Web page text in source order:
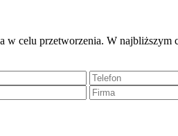
w celu przetworzenia. W najbliższym